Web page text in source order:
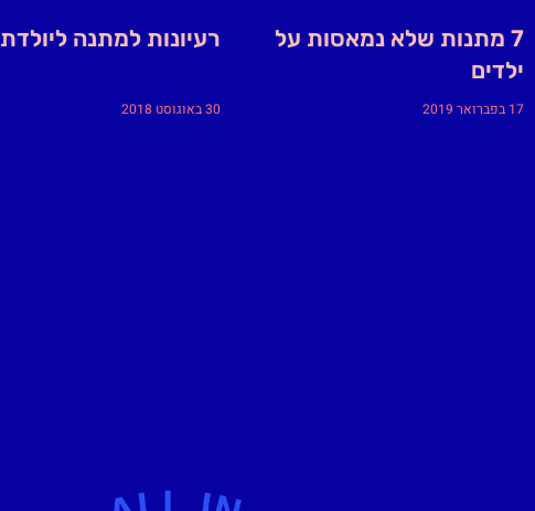
7 מתנות שלא נמאסות על
ילדים
17 בפברואר 2019
רעיונות למתנה ליולדת
30 באוגוסט 2018